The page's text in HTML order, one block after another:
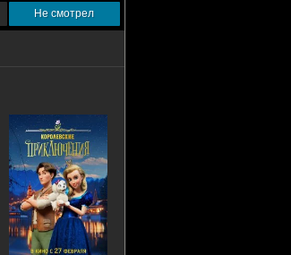
Не смотрел